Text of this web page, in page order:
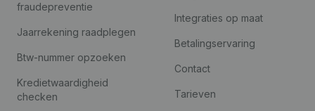
fraudepreventie
Jaarrekening raadplegen
Btw-nummer opzoeken
Kredietwaardigheid
checken
Integraties op maat
Betalingservaring
Contact
Tarieven